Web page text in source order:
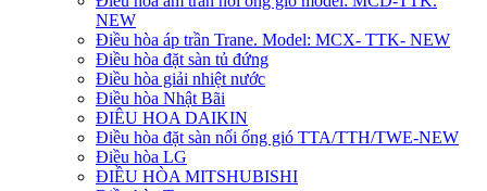
NEW
Điều hòa áp trần Trane. Model: MCX- TTK- NEW
Điều hòa đặt sàn tủ đứng
Điều hòa giải nhiệt nước
Điều hòa Nhật Bãi
ĐIÊU HOA DAIKIN
Điều hòa đặt sàn nối ống gió TTA/TTH/TWE-NEW
Điều hòa LG
ĐIỀU HÒA MITSHUBISHI